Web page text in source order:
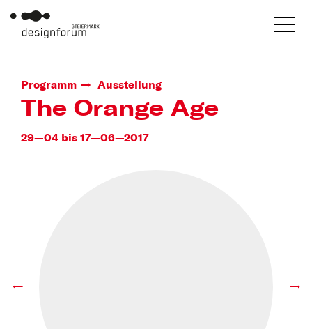
Programm Ausstellung
The Orange Age
29—04 bis 17—06—2017
← →